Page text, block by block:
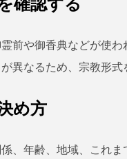
確認する
前や御香典などが使
異なるため、宗教形式
め方
、年齢、地域、これ